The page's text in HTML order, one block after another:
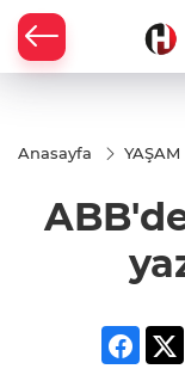
Anasayfa YAŞAM